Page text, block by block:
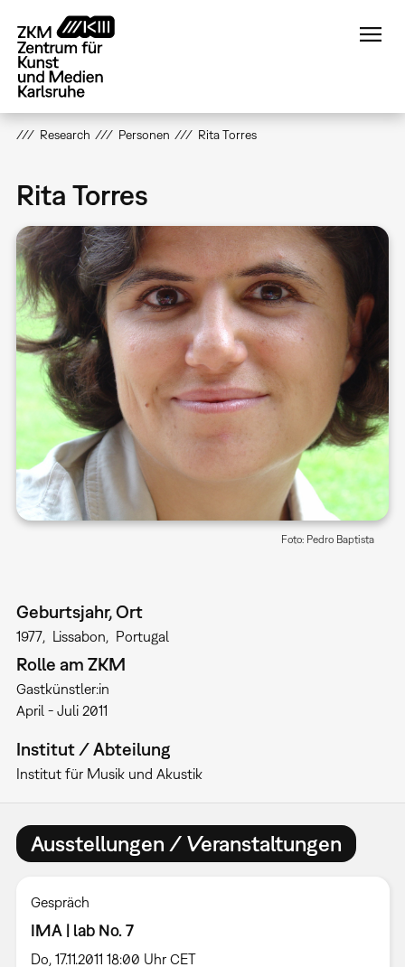
zum
Inhalt
Research Personen Rita Torres
Rita Torres
Foto: Pedro Baptista
Geburtsjahr, Ort
1977 Lissabon Portugal
Rolle am ZKM
Gastkünstler:in
April - Juli 2011
Institut / Abteilung
Institut für Musik und Akustik
Ausstellungen / Veranstaltungen
Gespräch
IMA | lab No. 7
Do, 17.11.2011 18:00 Uhr CET